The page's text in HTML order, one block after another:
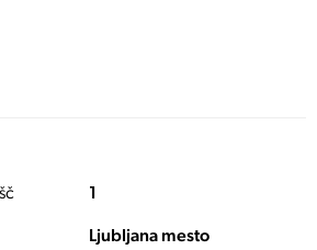
1
Ljubljana mesto